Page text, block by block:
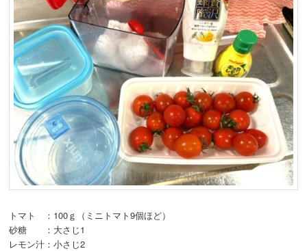
トマト ：100ｇ（ミニトマト9個ほど）
砂糖 ：大さじ1
レモン汁：小さじ2